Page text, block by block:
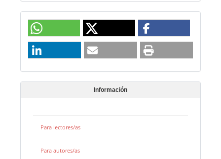
Información
Para lectores/as
Para autores/as